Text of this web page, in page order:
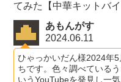
てみた【中華キットバイ
あもんがす
2024.06.11
ひゃっかいだん様2024年
ちです。色々調べている
いうYouTubeを発見し一